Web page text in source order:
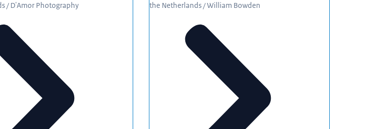
/ D'Amor Photography
the Netherlands / William Bowden